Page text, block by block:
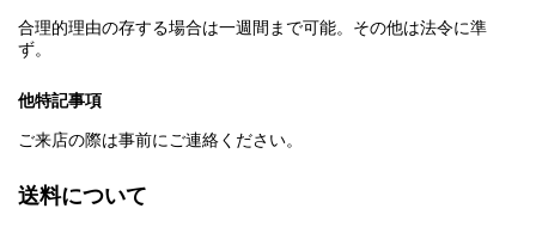
合理的理由の存する場合は一週間まで可能。その他は法令に準
ず。
他特記事項
ご来店の際は事前にご連絡ください。
送料について